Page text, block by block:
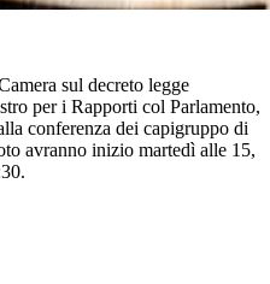
sul decreto legge
per i Rapporti col Parlamento,
conferenza dei capigruppo di
avranno inizio martedì alle 15,